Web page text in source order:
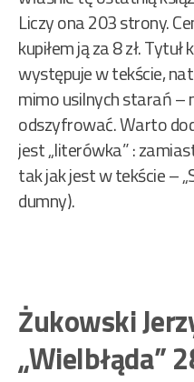
Liczy ona 203 strony.
kupiłem ją za 8 zł.
występuje w tekście,
mimo usilnych starań –
odszyfrować. Warto
jest „literówka” :
tak jak jest w tekście –
dumny).
Żukowski
„Wielbłąda”